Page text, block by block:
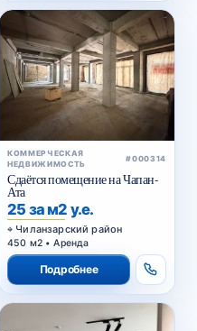
КОММЕРЧЕСКАЯ
НЕДВИЖИМОСТЬ
#000314
Сдаётся помещение на Чапан-
Ата
25 за м2 у.е.
Чиланзарский район
450 м2 • Аренда
Подробнее